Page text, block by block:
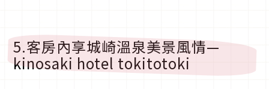
5.客房內享城崎溫泉美景風情—
kinosaki hotel tokitotoki